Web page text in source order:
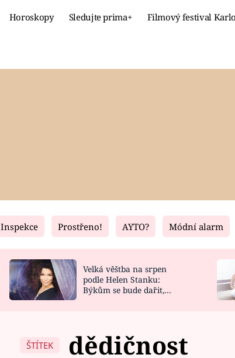
Horoskopy Sledujte prima+ Filmový festival
Fresh
NOVINKY
VIDEORECEPTY
Living
DESIGN
Inspekce Prostřeno! AYTO? Módní alarm
Velká věštba na srpen
podle Helen Stanku:
Býkům se bude dařit,
ŠTÍTEK dědičnost